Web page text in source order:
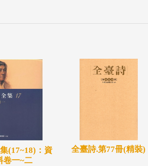
(17~18)：資
卷一~二
全臺詩.第77冊(精裝)